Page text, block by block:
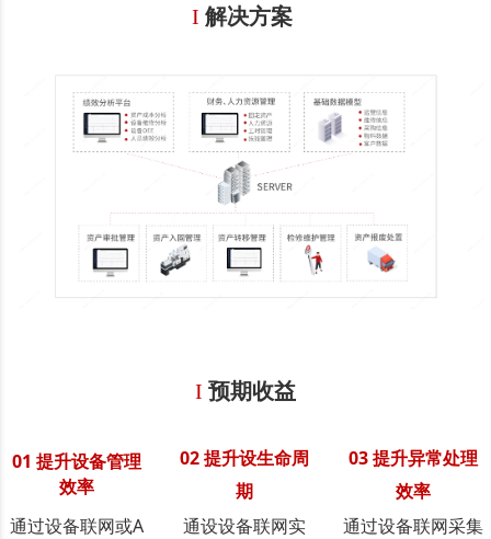
I解决方案
I 预期收益
01 提升设备管理
效率
02 提升设生命周
期
03 提升异常处理
效率
通过设备联网或A
通设设备联网实
通过设备联网采集